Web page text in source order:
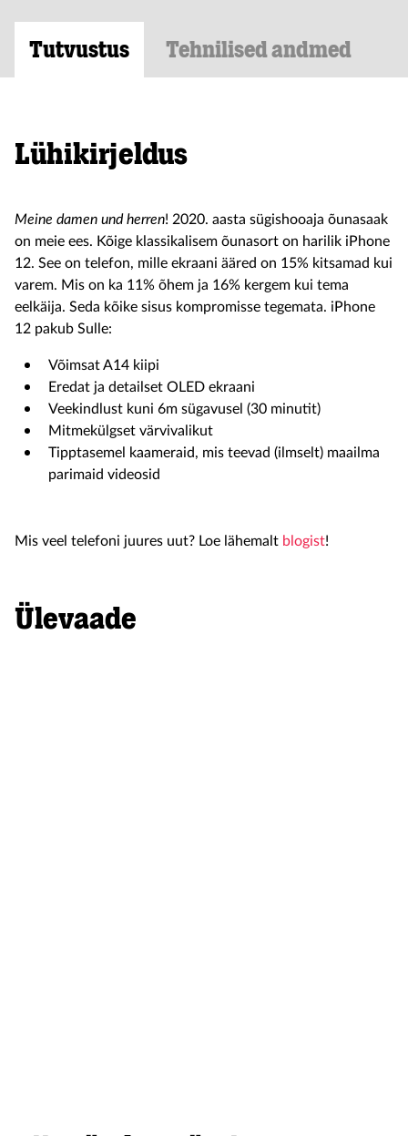
Tutvustus Tehnilised andmed
Lühikirjeldus
Meine damen und herren! 2020. aasta sügishooaja õunasaak
on meie ees. Kõige klassikalisem õunasort on harilik iPhone
12. See on telefon, mille ekraani ääred on 15% kitsamad kui
varem. Mis on ka 11% õhem ja 16% kergem kui tema
eelkäija. Seda kõike sisus kompromisse tegemata. iPhone
12 pakub Sulle:
Võimsat A14 kiipi
Eredat ja detailset OLED ekraani
Veekindlust kuni 6m sügavusel (30 minutit)
Mitmekülgset värvivalikut
Tipptasemel kaameraid, mis teevad (ilmselt) maailma
parimaid videosid
Mis veel telefoni juures uut? Loe lähemalt blogist!
Ülevaade